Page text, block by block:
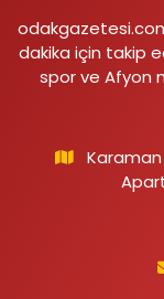
dakika için takip
spor ve Afyon
Karaman